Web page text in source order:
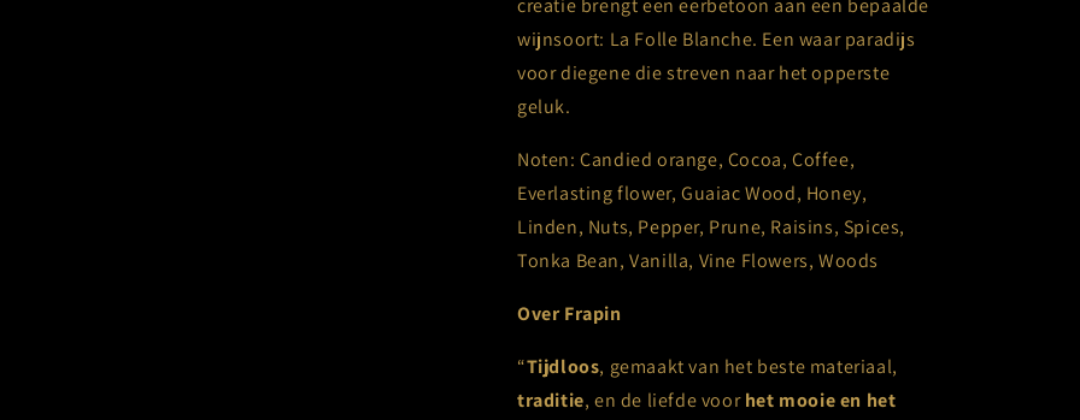
creatie brengt een eerbetoon aan een bepaalde
wijnsoort: La Folle Blanche. Een waar paradijs
voor diegene die streven naar het opperste
geluk.
Noten: Candied orange, Cocoa, Coffee,
Everlasting flower, Guaiac Wood, Honey,
Linden, Nuts, Pepper, Prune, Raisins, Spices,
Tonka Bean, Vanilla, Vine Flowers, Woods
Over Frapin
“Tijdloos, gemaakt van het beste materiaal,
traditie, en de liefde voorhet mooie en het